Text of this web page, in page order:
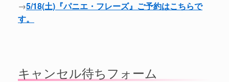
→5/18(土)『パニエ・フレーズ』ご予約はこちらで
す。
キャンセル待ちフォーム